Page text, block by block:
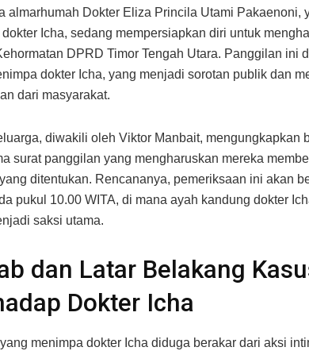
almarhumah Dokter Eliza Princila Utami Pakaenoni,
Icha, sedang mempersiapkan diri untuk
DPRD Timor Tengah Utara. Panggilan ini
dokter Icha, yang menjadi sorotan publik dan
dari masyarakat.
diwakili oleh Viktor Manbait, mengungkapkan
surat panggilan yang mengharuskan mereka
ditentukan. Rencananya, pemeriksaan ini akan
pukul 10.00 WITA, di mana ayah kandung dokter
saksi utama.
dan Latar Belakang
Dokter Icha
menimpa dokter Icha diduga berakar dari aksi